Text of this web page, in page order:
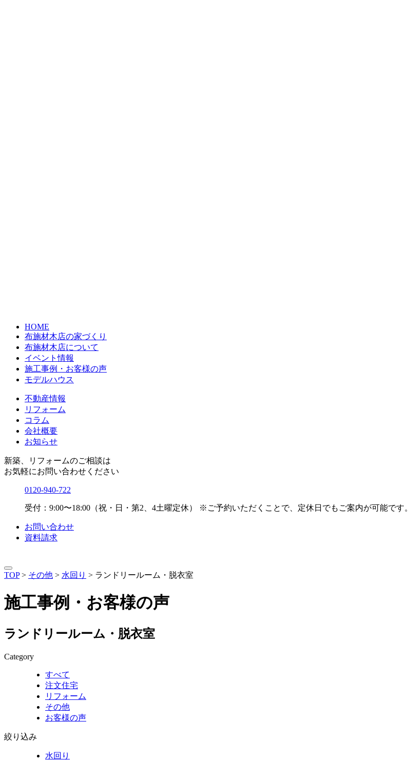
HOME
布施材木店の家づくり
布施材木店について
イベント情報
施工事例・お客様の声
モデルハウス
不動産情報
リフォーム
コラム
会社概要
お知らせ
新築、リフォームのご相談は
お気軽にお問い合わせください
0120-940-722
受付：9:00〜18:00（祝・日・第2、4土曜定休） ※ご予約いただくことで、定休日でもご案内が可能です。
お問い合わせ
資料請求
TOP > その他 > 水回り > ランドリールーム・脱衣室
施工事例・お客様の声
ランドリールーム・脱衣室
Category
すべて
注文住宅
リフォーム
その他
お客様の声
絞り込み
水回り